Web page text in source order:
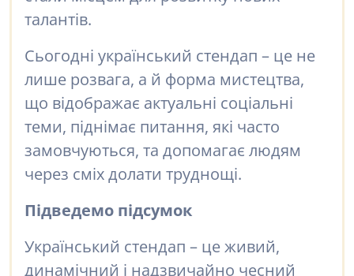
талантів.
Сьогодні український стендап – це не
лише розвага, а й форма мистецтва,
що відображає актуальні соціальні
теми, піднімає питання, які часто
замовчуються, та допомагає людям
через сміх долати труднощі.
Підведемо підсумок
Український стендап – це живий,
динамічний і надзвичайно чесний